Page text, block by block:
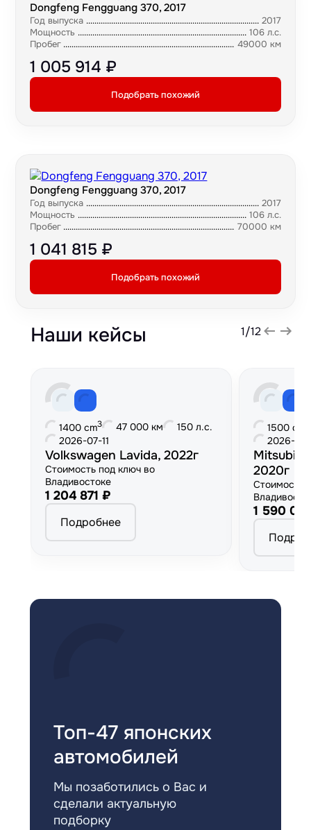
Dongfeng Fengguang 370, 2017
Год выпуска
2017
Мощность
106 л.с.
Пробег
49000 км
1 005 914 ₽
Подобрать похожий
Dongfeng Fengguang 370, 2017
Год выпуска
2017
Мощность
106 л.с.
Пробег
70000 км
1 041 815 ₽
Подобрать похожий
Наши кейсы 1/12
1400 cm3 47 000 км
150 л.с.
2026-07-11
Volkswagen Lavida, 2022г
Стоимость под ключ во
Владивостоке
1 204 871 ₽
Подробнее
1500 cm
2026-
2020г
Стоимость
1 590
Топ-47 японских
автомобилей
Мы позаботились о Вас и
сделали актуальную
подборку